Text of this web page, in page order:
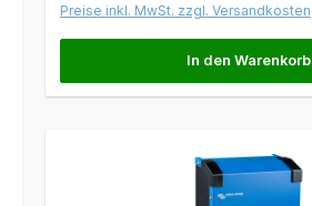
Preise inkl. MwSt. zzgl. Versandkosten
In den Warenkorb